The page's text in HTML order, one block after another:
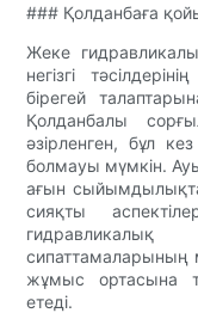
### Қолданбаға
Жеке
негізгі
бірегей
Қолданбалы
әзірленген, бұл
болмауы мүмкін.
ағын
сияқты
сипаттамаларының
жұмыс ортасына
етеді.